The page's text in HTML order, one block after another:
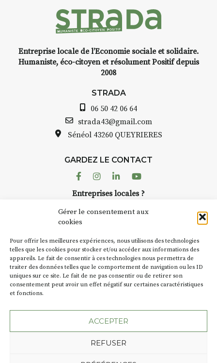
Gérer le consentement aux
cookies
Pour offrir les meilleures expériences, nous utilisons des technologies
telles que les cookies pour stocker et/ou accéder aux informations des
appareils. Le fait de consentir à ces technologies nous permettra de
traiter des données telles que le comportement de navigation ou les ID
uniques sur ce site. Le fait de ne pas consentir ou de retirer son
consentement peut avoir un effet négatif sur certaines caractéristiques
et fonctions.
ACCEPTER
REFUSER
Entreprise locale de l’Economie sociale et solidaire.
Humaniste, éco-citoyen et résolument Positif depuis
2008
STRADA
06 50 42 06 64
strada43@gmail.com
Sénéol 43260 QUEYRIERES
GARDEZ LE CONTACT
FacebookInstagram
LinkedinYoutube
Entreprises locales ?
Suivez toute l'actu de Strada